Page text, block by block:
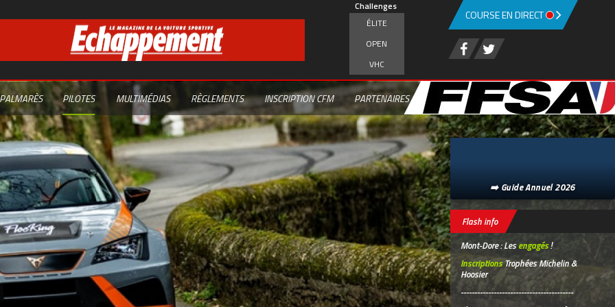
Challenges
ÉLITE
OPEN
VHC
PALMARÈS PILOTES MULTIMÉDIAS RÈGLEMENTS INSCRIPTION CFM PARTENAIRES
COURSE EN DIRECT
➡️ Guide Annuel 2026
Flash info
Mont-Dore : Lesengagés!
InscriptionsTrophées Michelin &
Hoosier
-----------------------------------------